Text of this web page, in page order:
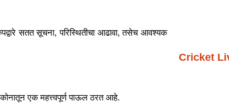
सतत सूचना, परिस्थितीचा आढावा, तसेच आवश्यक
एक महत्त्वपूर्ण पाऊल ठरत आहे.
Cricket